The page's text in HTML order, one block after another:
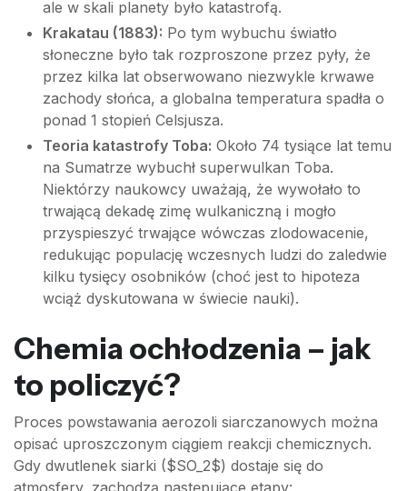
ale w skali planety było katastrofą.
Krakatau (1883): Po tym wybuchu światło
słoneczne było tak rozproszone przez pyły, że
przez kilka lat obserwowano niezwykle krwawe
zachody słońca, a globalna temperatura spadła o
ponad 1 stopień Celsjusza.
Teoria katastrofy Toba: Około 74 tysiące lat temu
na Sumatrze wybuchł superwulkan Toba.
Niektórzy naukowcy uważają, że wywołało to
trwającą dekadę zimę wulkaniczną i mogło
przyspieszyć trwające wówczas zlodowacenie,
redukując populację wczesnych ludzi do zaledwie
kilku tysięcy osobników (choć jest to hipoteza
wciąż dyskutowana w świecie nauki).
Chemia ochłodzenia – jak
to policzyć?
Proces powstawania aerozoli siarczanowych można
opisać uproszczonym ciągiem reakcji chemicznych.
Gdy dwutlenek siarki ($SO_2$) dostaje się do